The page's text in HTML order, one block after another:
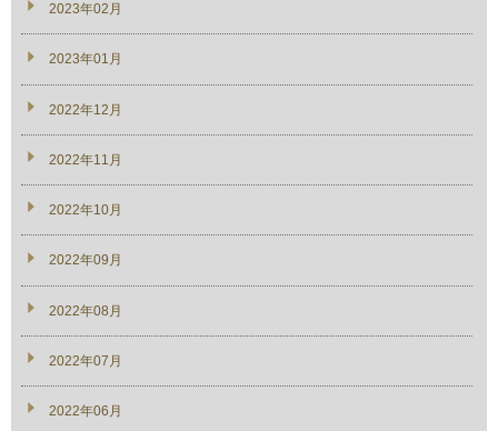
2023年02月
2023年01月
2022年12月
2022年11月
2022年10月
2022年09月
2022年08月
2022年07月
2022年06月